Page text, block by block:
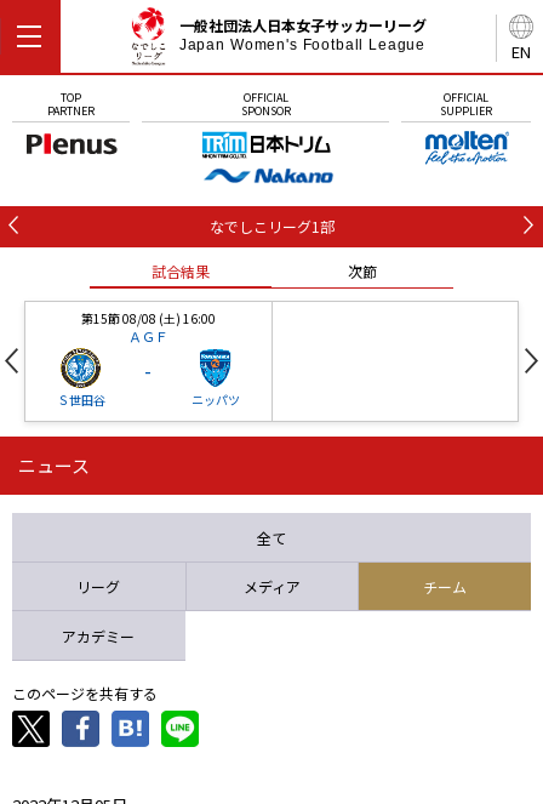
EN
一般社団法人日本女子サッカーリーグ
Japan Women's Football League
TOP
PARTNER
OFFICIAL
SPONSOR
OFFICIAL
SUPPLIER
なでしこリーグ1部
試合結果 次節
第15節 08/08 (土) 16:00
ＡＧＦ
Ｓ世田谷
-
ニッパツ
第16節 09/05 (土) 15:00
ニッパツ 石人の星
ニュース
全て
リーグ メディア チーム
アカデミー
このページを共有する